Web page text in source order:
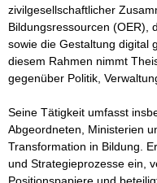
zivilgesellschaftlicher
Bildungsressourcen (OER),
sowie die Gestaltung digital
diesem Rahmen nimmt
gegenüber Politik,
Seine Tätigkeit umfasst
Abgeordneten, Ministerien
Transformation in Bildung.
und Strategieprozesse ein,